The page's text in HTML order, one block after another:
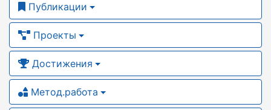
Публикации
Проекты
Достижения
Метод.работа